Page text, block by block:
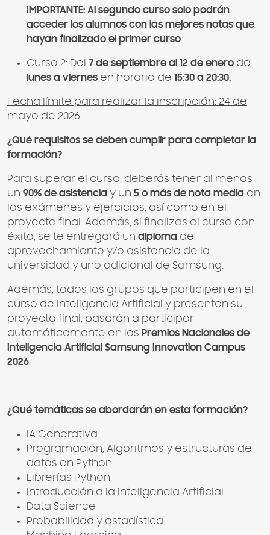
IMPORTANTE: Al segundo curso solo podrán
acceder los alumnos con las mejores notas que
hayan finalizado el primer curso.
Curso 2: Del 7 de septiembre al 12 de enero de
lunes a viernes en horario de 15:30 a 20:30.
Fecha límite para realizar la inscripción: 24 de
mayo de 2026
¿Qué requisitos se deben cumplir para completar la
formación?
Para superar el curso, deberás tener al menos
un 90% de asistencia y un 5 o más de nota media en
los exámenes y ejercicios, así como en el
proyecto final. Además, si finalizas el curso con
éxito, se te entregará un diploma de
aprovechamiento y/o asistencia de la
universidad y uno adicional de Samsung.
Además, todos los grupos que participen en el
curso de Inteligencia Artificial y presenten su
proyecto final, pasarán a participar
automáticamente en los Premios Nacionales de
Inteligencia Artificial Samsung Innovation Campus
2026.
¿Qué temáticas se abordarán en esta formación?
IA Generativa
Programación, Algoritmos y estructuras de
datos en Python
Librerías Python
Introducción a la Inteligencia Artificial
Data Science
Probabilidad y estadística